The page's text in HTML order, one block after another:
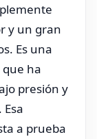
y un gran
Es una
ha
presión y
a prueba